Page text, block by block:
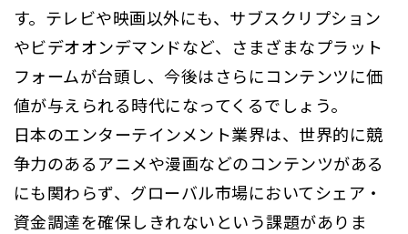
す。テレビや映画以外にも、サブスクリプション
やビデオオンデマンドなど、さまざまなプラット
フォームが台頭し、今後はさらにコンテンツに価
値が与えられる時代になってくるでしょう。
日本のエンターテインメント業界は、世界的に競
争力のあるアニメや漫画などのコンテンツがある
にも関わらず、グローバル市場においてシェア・
資金調達を確保しきれないという課題がありま